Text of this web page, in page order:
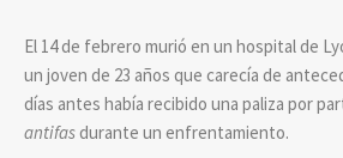
El 14 de febrero murió en un hospital de
un joven de 23 años que carecía de
días antes había recibido una paliza por
antifasdurante un enfrentamiento.